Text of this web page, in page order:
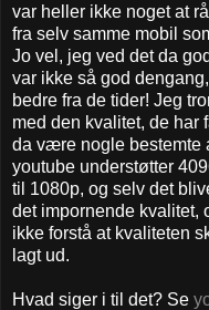
var heller ikke noget at
fra selv samme mobil
Jo vel, jeg ved det da
var ikke så god
bedre fra de tider! Jeg
med den kvalitet, de har
da være nogle bestemte
youtube understøtter
til 1080p, og selv det
det impornende kvalitet,
ikke forstå at kvaliteten
lagt ud.
Hvad siger i til det? Se